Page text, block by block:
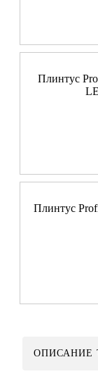
Плинтус
Плинтус
ОПИСАНИЕ